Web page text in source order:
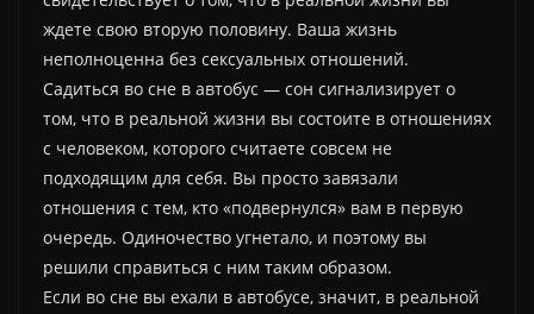
ждете свою вторую половину. Ваша жизнь
неполноценна без сексуальных отношений.
Садиться во сне в автобус — сон сигнализирует о
том, что в реальной жизни вы состоите в отношениях
с человеком, которого считаете совсем не
подходящим для себя. Вы просто завязали
отношения с тем, кто «подвернулся» вам в первую
очередь. Одиночество угнетало, и поэтому вы
решили справиться с ним таким образом.
Если во сне вы ехали в автобусе, значит, в реальной